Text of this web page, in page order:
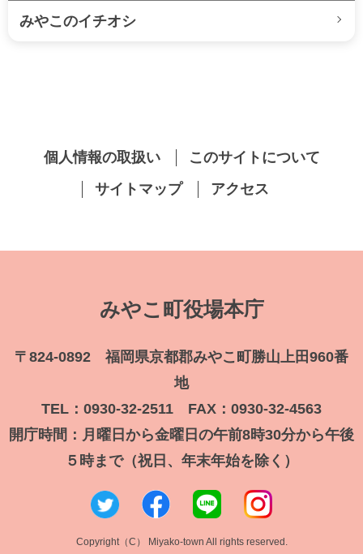
みやこのイチオシ
個人情報の取扱い
このサイトについて
サイトマップ
アクセス
みやこ町役場本庁
〒824-0892 福岡県京都郡みやこ町勝山上田960番
地
TEL：0930-32-2511 FAX：0930-32-4563
開庁時間：月曜日から金曜日の午前8時30分から午後
５時まで（祝日、年末年始を除く）
Copyright（C） Miyako-town All rights reserved.